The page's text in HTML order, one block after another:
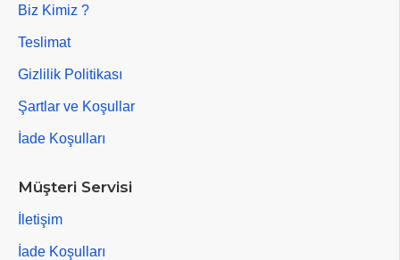
Biz Kimiz ?
Teslimat
Gizlilik Politikası
Şartlar ve Koşullar
İade Koşulları
Müşteri Servisi
İletişim
İade Koşulları